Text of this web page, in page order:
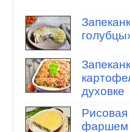
духовке
Рисовая
фаршем